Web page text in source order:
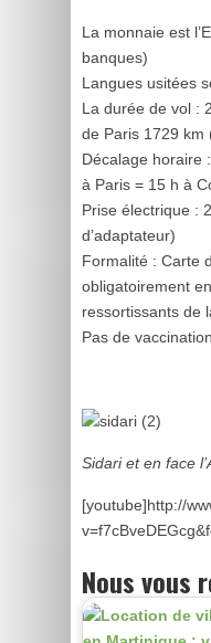
La monnaie est
banques)
Langues usitées
La durée de vol :
de Paris 1729 km
Décalage
à Paris = 15 h à
Prise électrique :
d’adaptateur)
Formalité : Carte
obligatoirement
ressortissants de
Pas de
Sidari et en face
[youtube]http://
Nous vous